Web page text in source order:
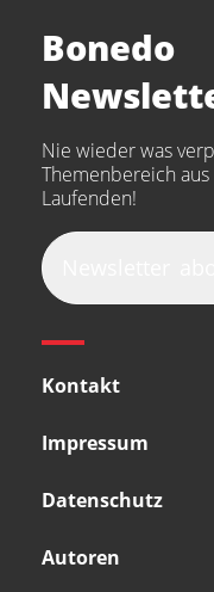
Arturia
the t.bone
Walrus Audio
beyerdynamic
Audio-Technica
Bonedo
Nie wieder was
Themenbereich
Laufenden!
Kontakt
Impressum
Datenschutz
Autoren